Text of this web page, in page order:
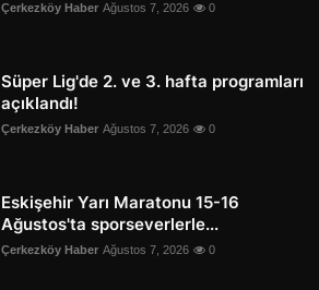
Çerkezköy Haber Ağustos 7, 2026 0
Süper Lig'de 2. ve 3. hafta programları
açıklandı!
Çerkezköy Haber Ağustos 7, 2026 0
Eskişehir Yarı Maratonu 15-16
Ağustos'ta sporseverlerle...
Çerkezköy Haber Ağustos 7, 2026 0